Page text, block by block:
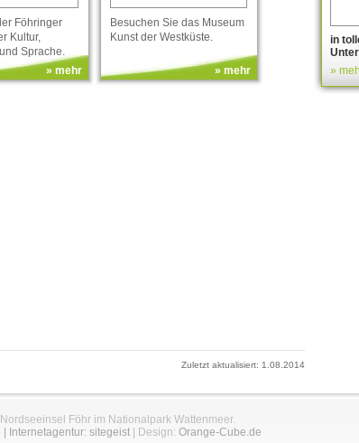
Föhringer
Kultur,
Sprache.
» mehr
Besuchen Sie das Museum
Kunst der Westküste.
» mehr
in
»
Zuletzt aktualisiert: 1.08.2014
Föhr im Nationalpark Wattenmeer.
| Internetagentur: sitegeist| Design: Orange-Cube.de